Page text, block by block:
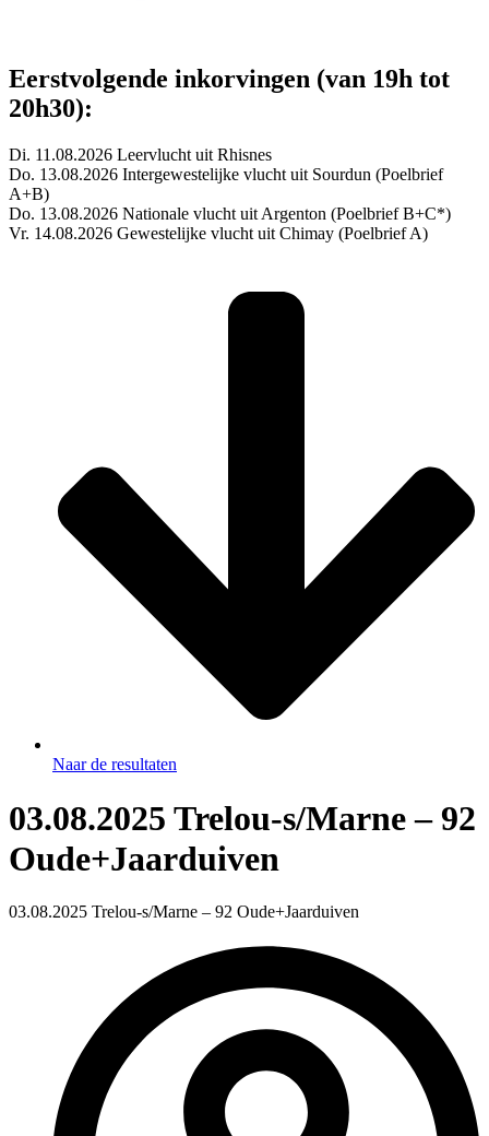
Eerstvolgende inkorvingen (van 19h tot
20h30):
Di. 11.08.2026 Leervlucht uit Rhisnes
Do. 13.08.2026 Intergewestelijke vlucht uit Sourdun (Poelbrief
A+B)
Do. 13.08.2026 Nationale vlucht uit Argenton (Poelbrief B+C*)
Vr. 14.08.2026 Gewestelijke vlucht uit Chimay (Poelbrief A)
Naar de resultaten
03.08.2025 Trelou-s/Marne – 92
Oude+Jaarduiven
03.08.2025 Trelou-s/Marne – 92 Oude+Jaarduiven